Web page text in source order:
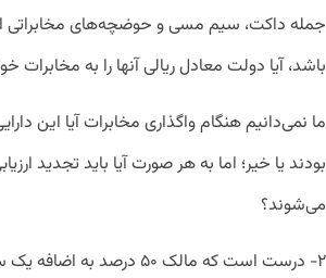
جمله داکت، سیم مسی و حوضچه‌های مخابراتی
باشد، آیا دولت معادل ریالی آنها را به مخابرات
ما نمی‌دانیم هنگام واگذاری مخابرات آیا این
بودند یا خیر؛ اما به هر صورت آیا باید تجدید
می‌شوند؟
۲- درست است که مالک ۵۰